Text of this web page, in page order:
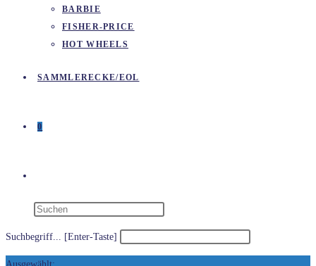
BARBIE
FISHER-PRICE
HOT WHEELS
SAMMLERECKE/EOL
0
Suchbegriff... [Enter-Taste]